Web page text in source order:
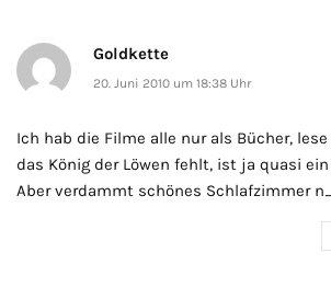
Goldkette
20. Juni 2010 um 18:38 Uhr
Ich hab die Filme alle nur als Bücher,
das König der Löwen fehlt, ist ja quasi
Aber verdammt schönes Schlafzimmer